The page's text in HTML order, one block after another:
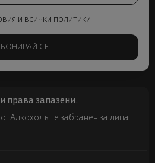
и всички политики
СЕ
права запазени.
Алкохолът е забранен за лица